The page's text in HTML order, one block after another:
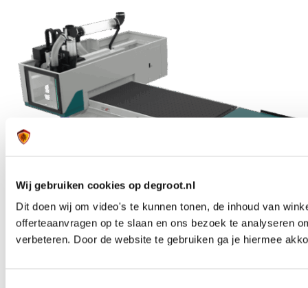
Wij gebruiken cookies op degroot.nl
Dit doen wij om video's te kunnen tonen, de inhoud van
offerteaanvragen op te slaan en ons bezoek te analyseren
verbeteren. Door de website te gebruiken ga je hiermee